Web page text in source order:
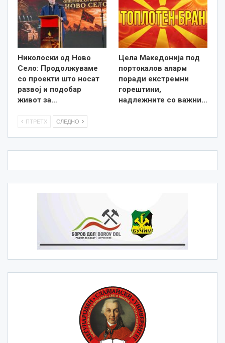
Николоски од Ново
Село: Продолжуваме
со проекти што носат
развој и подобар
живот за…
Цела Македонија под
портокалов аларм
поради екстремни
горештини,
надлежните со важни…
ПТРЕТХ СЛЕДНО